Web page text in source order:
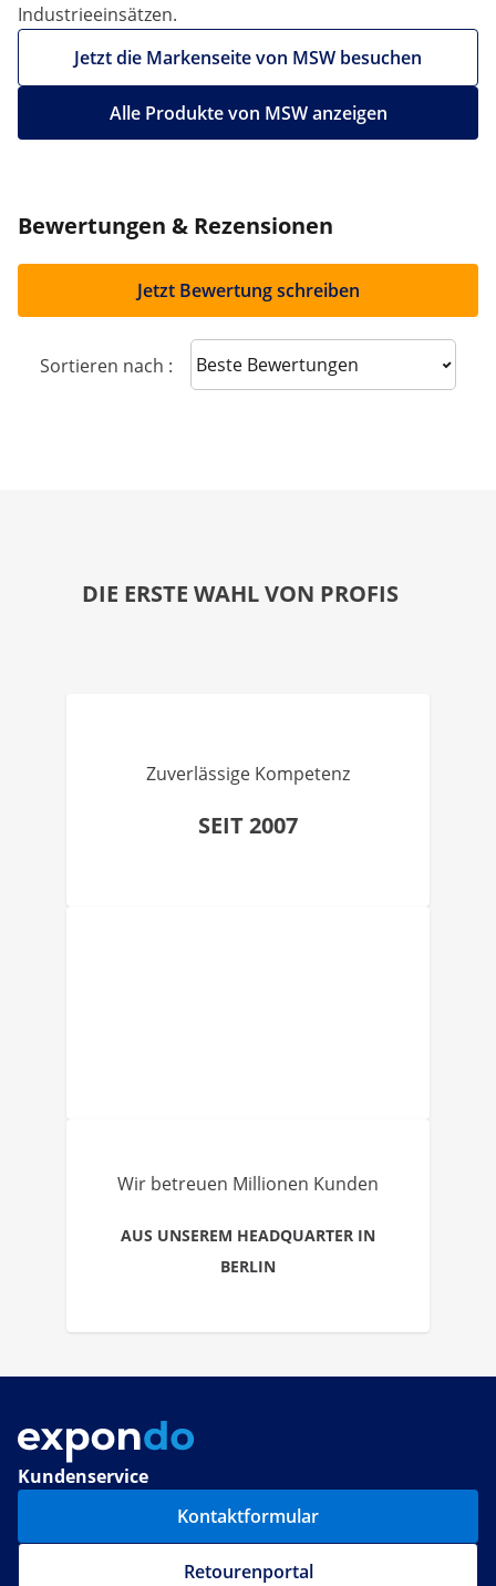
Industrieeinsätzen.
Jetzt die Markenseite von MSW besuchen
Alle Produkte von MSW anzeigen
Bewertungen & Rezensionen
Jetzt Bewertung schreiben
Sortieren nach : Sort reviews
DIE ERSTE WAHL VON PROFIS
Zuverlässige Kompetenz
SEIT 2007
Wir betreuen Millionen Kunden
AUS UNSEREM HEADQUARTER IN
BERLIN
Kundenservice
Kontaktformular
Retourenportal